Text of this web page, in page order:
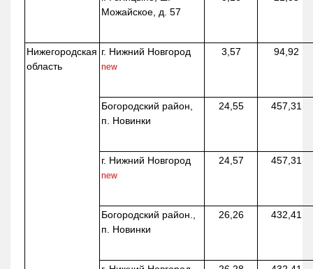
Можайское, д. 57
Нижегородская
область
г. Нижний Новгород
new
3,57 94,92
Богородский район,
п. Новинки
24,55 457,31
г. Нижний Новгород
new
24,57 457,31
Богородский район.,
п. Новинки
26,26 432,41